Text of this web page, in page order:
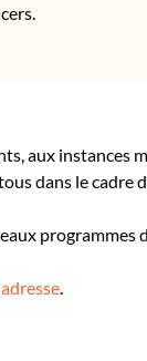
aux instances
dans le cadre
programmes
.